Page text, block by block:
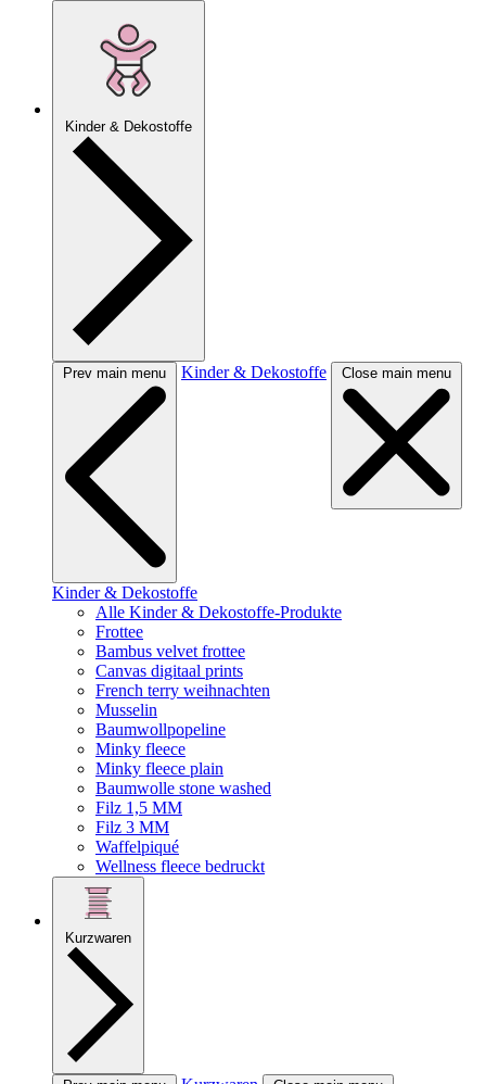
Kinder & Dekostoffe
Prev main menu Kinder & Dekostoffe Close main menu
Kinder & Dekostoffe
Alle Kinder & Dekostoffe-Produkte
Frottee
Bambus velvet frottee
Canvas digitaal prints
French terry weihnachten
Musselin
Baumwollpopeline
Minky fleece
Minky fleece plain
Baumwolle stone washed
Filz 1,5 MM
Filz 3 MM
Waffelpiqué
Wellness fleece bedruckt
Kurzwaren